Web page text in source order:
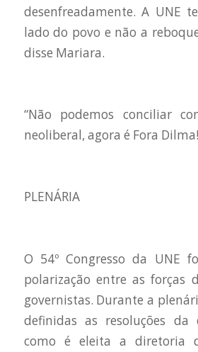
desenfreadamente. A UNE
lado do povo e não a
disse Mariara.
“Não podemos conciliar
neoliberal, agora é Fora
PLENÁRIA
O 54º Congresso da UNE
polarização entre as forças
governistas. Durante a
definidas as resoluções da
como é eleita a diretoria